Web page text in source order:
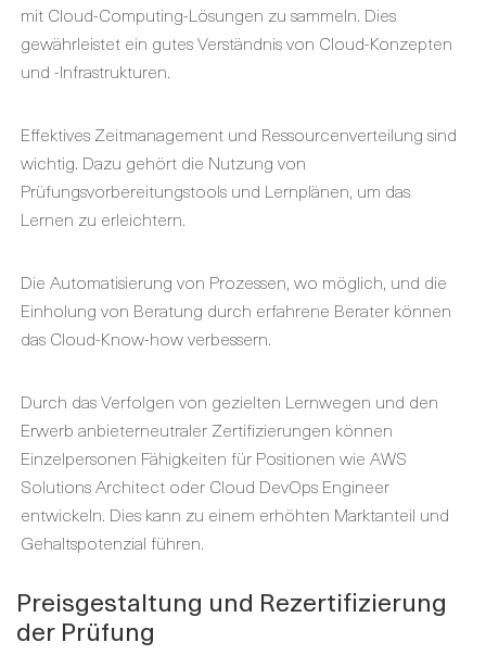
mit Cloud-Computing-Lösungen zu sammeln. Dies
gewährleistet ein gutes Verständnis von Cloud-Konzepten
und -Infrastrukturen.
Effektives Zeitmanagement und Ressourcenverteilung sind
wichtig. Dazu gehört die Nutzung von
Prüfungsvorbereitungstools und Lernplänen, um das
Lernen zu erleichtern.
Die Automatisierung von Prozessen, wo möglich, und die
Einholung von Beratung durch erfahrene Berater können
das Cloud-Know-how verbessern.
Durch das Verfolgen von gezielten Lernwegen und den
Erwerb anbieterneutraler Zertifizierungen können
Einzelpersonen Fähigkeiten für Positionen wie AWS
Solutions Architect oder Cloud DevOps Engineer
entwickeln. Dies kann zu einem erhöhten Marktanteil und
Gehaltspotenzial führen.
Preisgestaltung und Rezertifizierung
der Prüfung